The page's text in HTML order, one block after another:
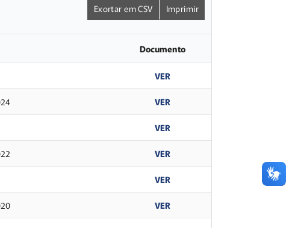
Exortar em CSV Imprimir
Documento
VER
VER
VER
VER
VER
VER